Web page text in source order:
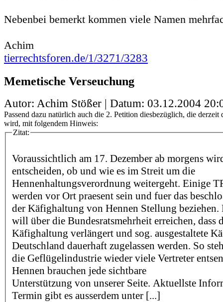
Nebenbei bemerkt kommen viele Namen
Achim
tierrechtsforen.de/1/3271/3283
Memetische Verseuchung
Autor: Achim Stößer | Datum: 03.12.2004
Passend dazu natürlich auch die 2. Petition diesbezüglich, die
wird, mit folgendem Hinweis:
Zitat:
Voraussichtlich am 17. Dezember ab morgens
entscheiden, ob und wie es im Streit um die
Hennenhaltungsverordnung weitergeht. Einige
werden vor Ort praesent sein und fuer das
der Käfighaltung von Hennen Stellung
will über die Bundesratsmehrheit erreichen, dass
Käfighaltung verlängert und sog. ausgestaltete
Deutschland dauerhaft zugelassen werden. So
die Geflügelindustrie wieder viele Vertreter
Hennen brauchen jede sichtbare
Unterstützung von unserer Seite. Aktuellste
Termin gibt es ausserdem unter [...]